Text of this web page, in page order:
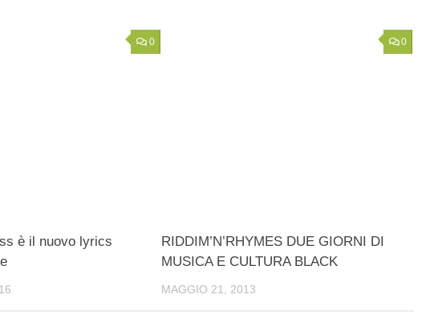
0
è il nuovo lyrics
0
RIDDIM’N’RHYMES DUE GIORNI DI
MUSICA E CULTURA BLACK
MAGGIO 21, 2013